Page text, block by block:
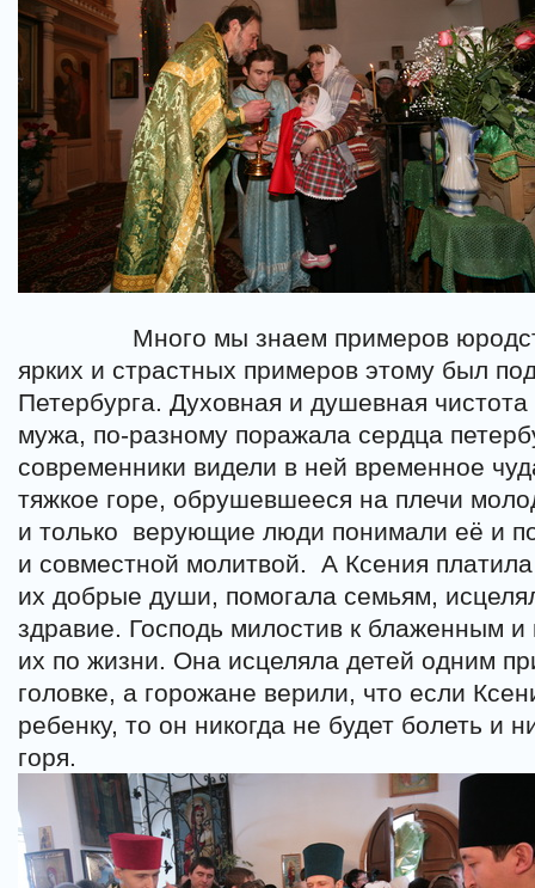
Много мы знаем примеров
ярких и страстных примеров этому был
Петербурга. Духовная и душевная
мужа, по-разному поражала сердца
современники видели в ней временное
тяжкое горе, обрушевшееся на плечи
и только
верующие люди понимали её и
и совместной молитвой.
А Ксения
их добрые души, помогала семьям,
здравие. Господь милостив к блаженным
их по жизни. Она исцеляла детей одним
головке, а горожане верили, что если
ребенку, то он никогда не будет болеть и
горя.